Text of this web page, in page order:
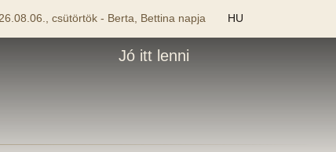
csütörtök - Berta, Bettina napja HU
Jó itt lenni